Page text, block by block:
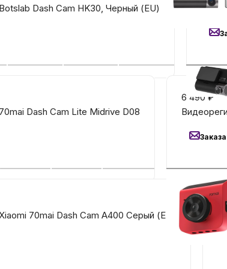
Для
Сервисный центр
Dash Cam HK30, Черный (EU)
Dash Cam Lite Midrive D08
6 490 ₽
70mai Dash Cam A400 Серый (EU)